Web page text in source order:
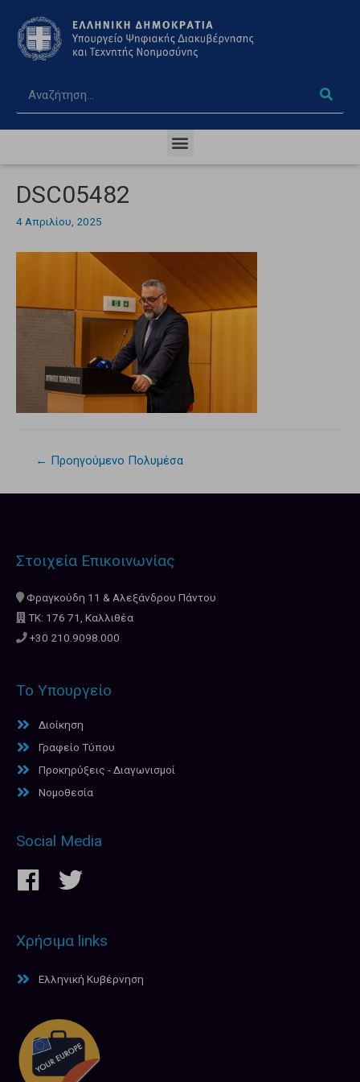
DSC05482
4 Απριλίου, 2025
← Προηγούμενο Πολυμέσα
Στοιχεία Επικοινωνίας
Φραγκούδη 11 & Αλεξάνδρου Πάντου
ΤΚ: 176 71, Καλλιθέα
+30 210.9098.000
Το Υπουργείο
Διοίκηση
Γραφείο Τύπου
Προκηρύξεις - Διαγωνισμοί
Νομοθεσία
Social Media
Χρήσιμα links
Ελληνική Κυβέρνηση